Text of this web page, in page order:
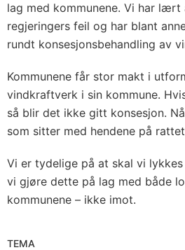
lag med kommunene. Vi har lært
regjeringers feil og har blant
rundt konsesjonsbehandling av
Kommunene får stor makt i
vindkraftverk i sin kommune.
så blir det ikke gitt konsesjon.
som sitter med hendene på
Vi er tydelige på at skal vi
vi gjøre dette på lag med både
kommunene – ikke imot.
TEMA